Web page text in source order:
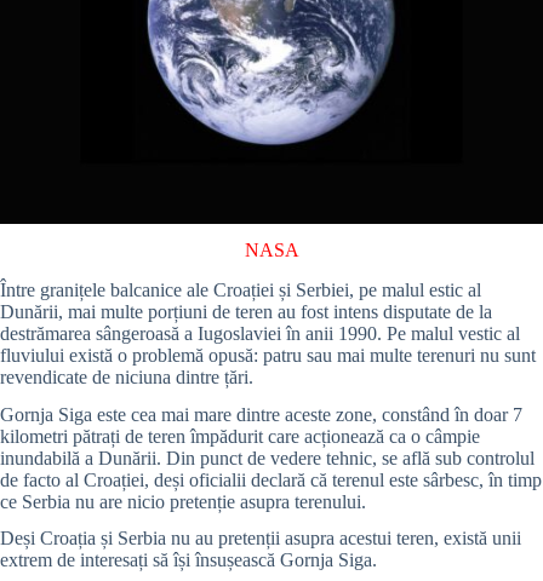
NASA
Între granițele balcanice ale Croației și Serbiei, pe malul estic al
Dunării, mai multe porțiuni de teren au fost intens disputate de la
destrămarea sângeroasă a Iugoslaviei în anii 1990. Pe malul vestic al
fluviului există o problemă opusă: patru sau mai multe terenuri nu sunt
revendicate de niciuna dintre țări.
Gornja Siga este cea mai mare dintre aceste zone, constând în doar 7
kilometri pătrați de teren împădurit care acționează ca o câmpie
inundabilă a Dunării. Din punct de vedere tehnic, se află sub controlul
de facto al Croației, deși oficialii declară că terenul este sârbesc, în timp
ce Serbia nu are nicio pretenție asupra terenului.
Deși Croația și Serbia nu au pretenții asupra acestui teren, există unii
extrem de interesați să își însușească Gornja Siga.